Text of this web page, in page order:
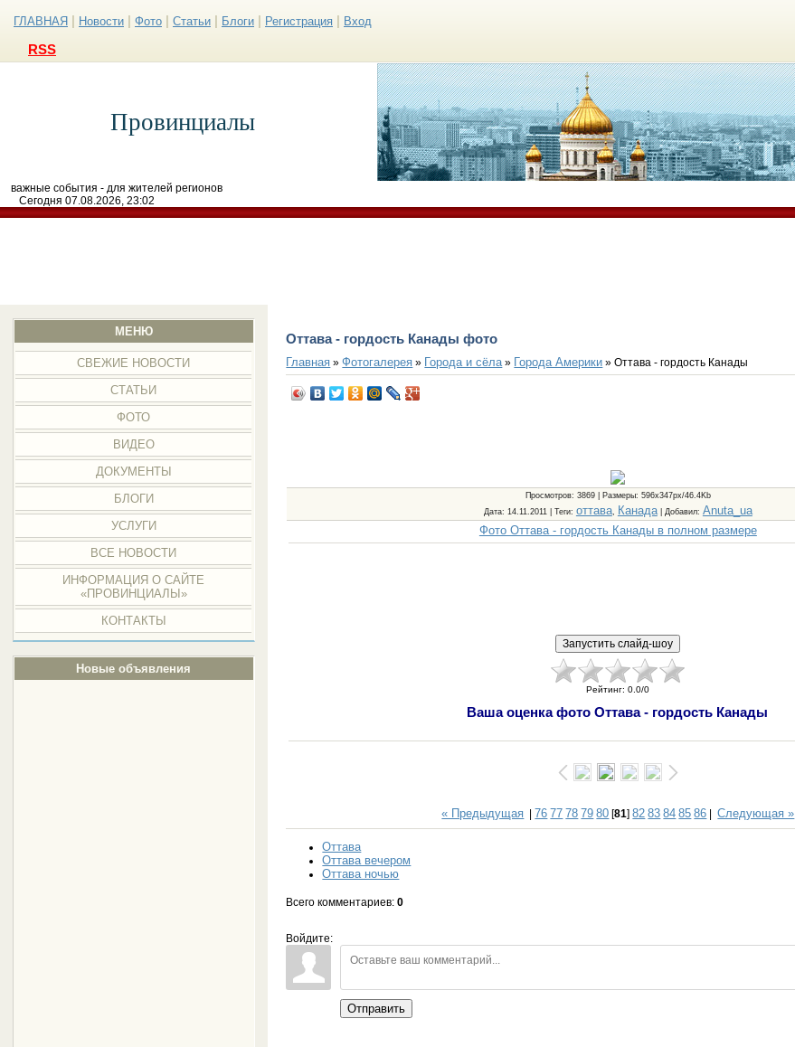
ГЛАВНАЯ Новости Фото Статьи Блоги Регистрация Вход
RSS
Провинциалы
важные события - для жителей регионов
Сегодня 07.08.2026, 23:02
МЕНЮ
СВЕЖИЕ НОВОСТИ
СТАТЬИ
ФОТО
ВИДЕО
ДОКУМЕНТЫ
БЛОГИ
УСЛУГИ
ВСЕ НОВОСТИ
ИНФОРМАЦИЯ О САЙТЕ
«ПРОВИНЦИАЛЫ»
КОНТАКТЫ
Новые объявления
Оттава - гордость Канады фото
Главная »Фотогалерея » Города и сёла » Города Америки » Оттава - гордость Канады
Просмотров: 3869 | Размеры: 596x347px/46.4Kb
Дата: 14.11.2011 | Теги: оттава, Канада| Добавил: Anuta_ua
Фото Оттава - гордость Канады в полном размере
Рейтинг: 0.0/0
Ваша оценка фото Оттава - гордость Канады
« Предыдущая |76 77 78 79 80 [81]82 83 84 85 86 |Следующая »
Оттава
Оттава вечером
Оттава ночью
Всего комментариев:0
Войдите:
Отправить